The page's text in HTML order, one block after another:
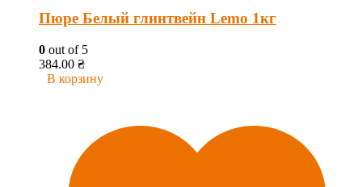
Пюре Белый глинтвейн Lemo 1кг
0 out of 5
384.00 ₴
В корзину